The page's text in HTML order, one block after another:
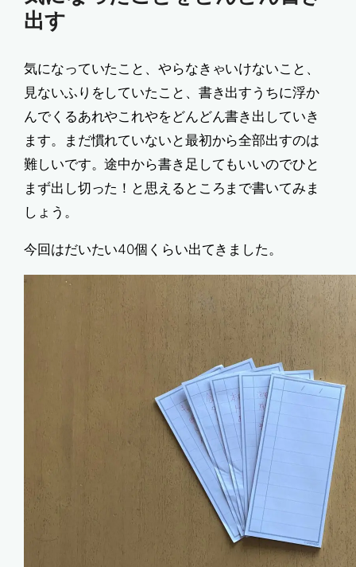
出す
気になっていたこと、やらなきゃいけないこと、
見ないふりをしていたこと、書き出すうちに浮か
んでくるあれやこれやをどんどん書き出していき
ます。まだ慣れていないと最初から全部出すのは
難しいです。途中から書き足してもいいのでひと
まず出し切った！と思えるところまで書いてみま
しょう。
今回はだいたい40個くらい出てきました。